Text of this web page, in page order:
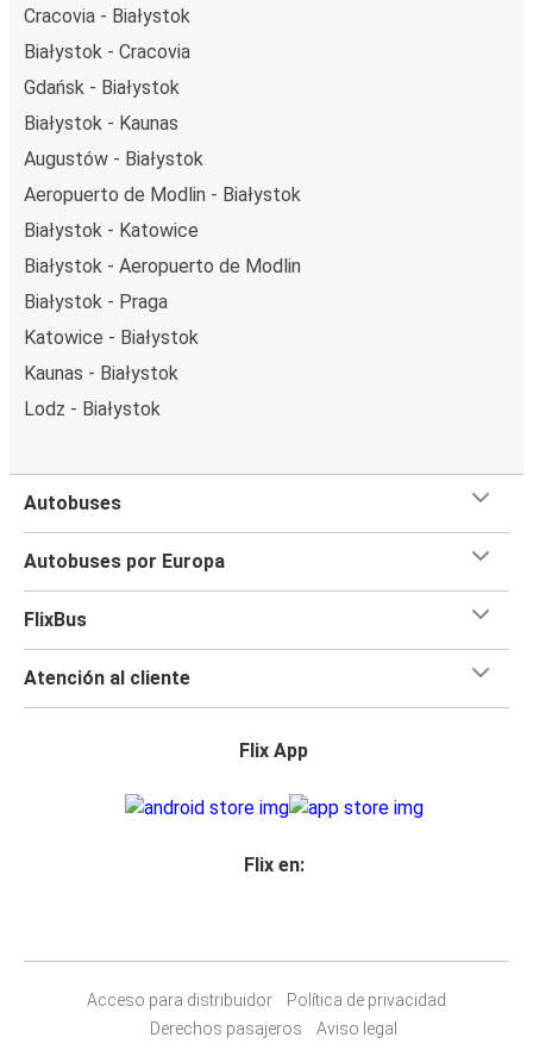
Cracovia - Białystok
Białystok - Cracovia
Gdańsk - Białystok
Białystok - Kaunas
Augustów - Białystok
Aeropuerto de Modlin - Białystok
Białystok - Katowice
Białystok - Aeropuerto de Modlin
Białystok - Praga
Katowice - Białystok
Kaunas - Białystok
Lodz - Białystok
Autobuses
Autobuses por Europa
FlixBus
Atención al cliente
Flix App
Flix en:
Acceso para distribuidor
Política de privacidad
Derechos pasajeros
Aviso legal